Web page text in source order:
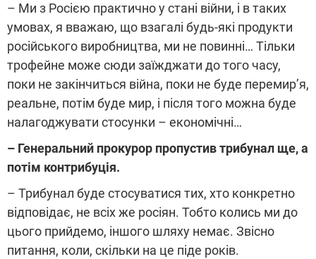
– Ми з Росією практично у стані війни, і в таких
умовах, я вважаю, що взагалі будь-які продукти
російського виробництва, ми не повинні… Тільки
трофейне може сюди заїжджати до того часу,
поки не закінчиться війна, поки не буде перемир’я,
реальне, потім буде мир, і після того можна буде
налагоджувати стосунки – економічні…
– Генеральний прокурор пропустив трибунал ще, а
потім контрибуція.
– Трибунал буде стосуватися тих, хто конкретно
відповідає, не всіх же росіян. Тобто колись ми до
цього прийдемо, іншого шляху немає. Звісно
питання, коли, скільки на це піде років.